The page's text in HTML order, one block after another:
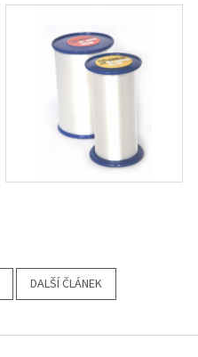
DALŠÍ ČLÁNEK